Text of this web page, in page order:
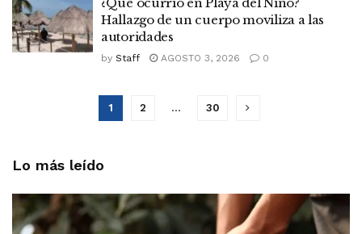
Hallazgo de un cuerpo moviliza a las
autoridades
by Staff AGOSTO 3, 2026 0
1 2 … 30
Lo más leído